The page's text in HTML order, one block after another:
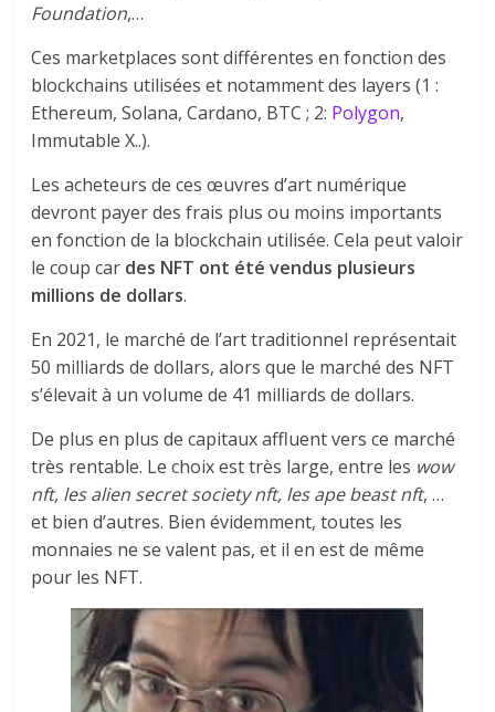
Foundation,…
Ces marketplaces sont différentes en fonction des
blockchains utilisées et notamment des layers (1 :
Ethereum, Solana, Cardano, BTC ; 2: Polygon,
Immutable X..).
Les acheteurs de ces œuvres d’art numérique
devront payer des frais plus ou moins importants
en fonction de la blockchain utilisée. Cela peut valoir
le coup car des NFT ont été vendus plusieurs
millions de dollars.
En 2021, le marché de l’art traditionnel représentait
50 milliards de dollars, alors que le marché des NFT
s’élevait à un volume de 41 milliards de dollars.
De plus en plus de capitaux affluent vers ce marché
très rentable. Le choix est très large, entre les wow
nft, les alien secret society nft, les ape beast nft, …
et bien d’autres. Bien évidemment, toutes les
monnaies ne se valent pas, et il en est de même
pour les NFT.